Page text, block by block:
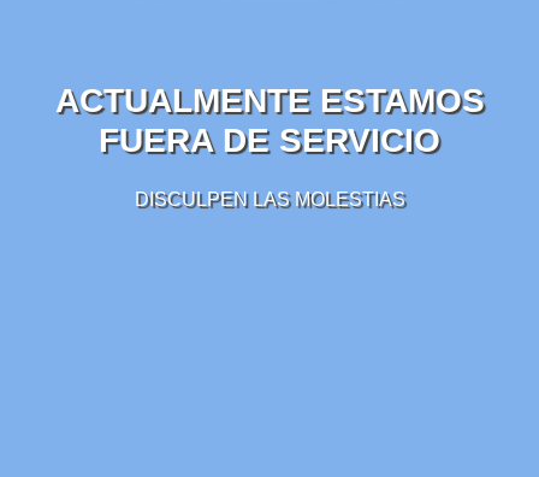
ACTUALMENTE ESTAMOS
FUERA DE SERVICIO
DISCULPEN LAS MOLESTIAS